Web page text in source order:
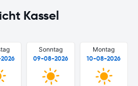
Kassel
Sonntag
09-08-2026
Montag
10-08-2026